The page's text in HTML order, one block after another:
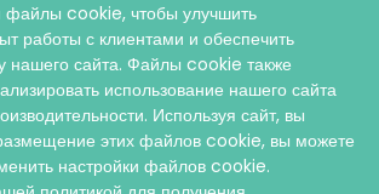
cookie, чтобы улучшить
работы с клиентами и обеспечить
нашего сайта. Файлы cookie также
использование нашего сайта
Используя сайт, вы
этих файлов cookie, вы можете
настройки файлов cookie.
more.
newsletter